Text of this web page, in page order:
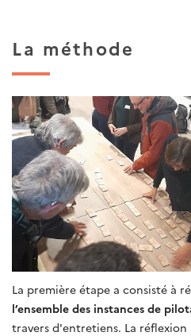
La méthode
La première étape a consisté à
l’ensemble des instances de
travers d'entretiens. La réflexion